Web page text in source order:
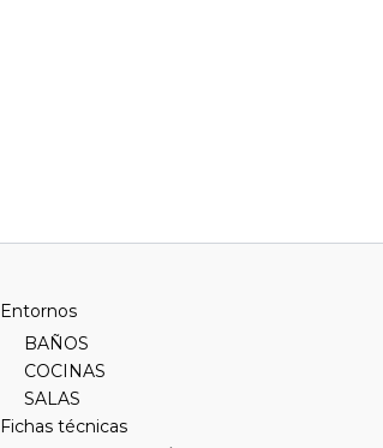
Entornos
BAÑOS
COCINAS
SALAS
Fichas técnicas